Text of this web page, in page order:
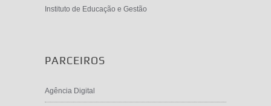
Instituto de Educação e Gestão
PARCEIROS
Agência Digital